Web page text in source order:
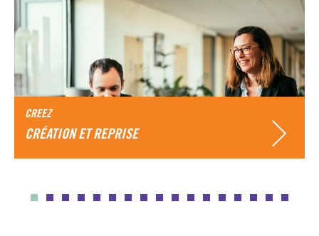
CREEZ
CRÉATION ET REPRISE